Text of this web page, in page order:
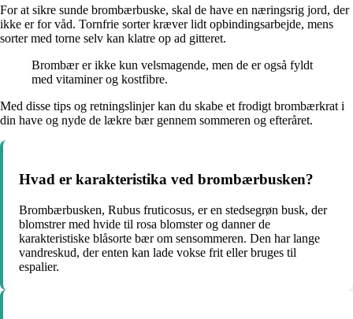
For at sikre sunde brombærbuske, skal de have en næringsrig jord, der
ikke er for våd. Tornfrie sorter kræver lidt opbindingsarbejde, mens
sorter med torne selv kan klatre op ad gitteret.
Brombær er ikke kun velsmagende, men de er også fyldt
med vitaminer og kostfibre.
Med disse tips og retningslinjer kan du skabe et frodigt brombærkrat i
din have og nyde de lækre bær gennem sommeren og efteråret.
Hvad er karakteristika ved brombærbusken?
Brombærbusken, Rubus fruticosus, er en stedsegrøn busk, der
blomstrer med hvide til rosa blomster og danner de
karakteristiske blåsorte bær om sensommeren. Den har lange
vandreskud, der enten kan lade vokse frit eller bruges til
espalier.